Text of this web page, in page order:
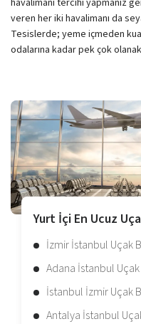
havalimanı tercihi yapmanız
veren her iki havalimanı da
Tesislerde; yeme içmeden
odalarına kadar pek çok
Yurt İçi En Ucuz
İzmir İstanbul Uçak
Adana İstanbul
İstanbul İzmir Uçak
Antalya İstanbul